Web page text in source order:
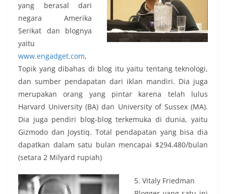
yang berasal dari
negara Amerika
Serikat dan blognya
yaitu
www.engadget.com,
Topik yang dibahas di blog itu yaitu tentang teknologi,
dan sumber pendapatan dari iklan mandiri. Dia juga
merupakan orang yang pintar karena telah lulus
Harvard University (BA) dan University of Sussex (MA).
Dia juga pendiri blog-blog terkemuka di dunia, yaitu
Gizmodo dan Joystiq. Total pendapatan yang bisa dia
dapatkan dalam satu bulan mencapai $294.480/bulan
(setara 2 Milyard rupiah)
5. Vitaly Friedman